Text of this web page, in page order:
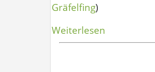
Gräfelfing)
Weiterlesen
Workshop